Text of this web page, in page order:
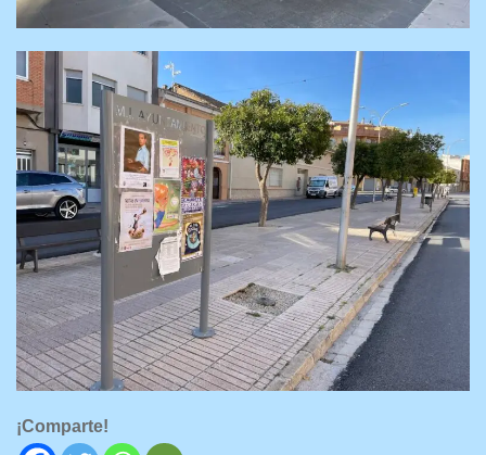
¡Comparte!